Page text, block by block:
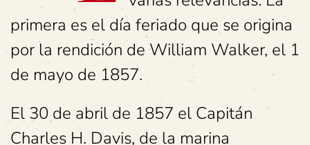
primera es el día feriado que se origina
por la rendición de William Walker, el 1
de mayo de 1857.
El 30 de abril de 1857 el Capitán
Charles H. Davis, de la marina